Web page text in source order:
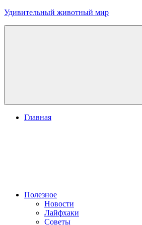
Перейти
Удивительный животный мир
Главная
Полезное
Новости
Лайфхаки
Советы